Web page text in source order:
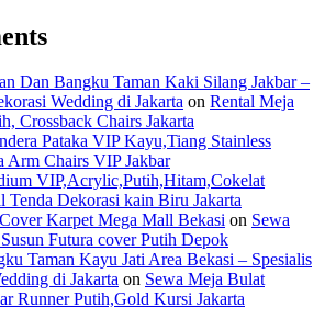
Dan Bangku Taman Kaki Silang Jakbar –
Wedding di Jakarta on Rental Meja
Crossback Chairs Jakarta
Pataka VIP Kayu,Tiang Stainless
Arm Chairs VIP Jakbar
VIP,Acrylic,Putih,Hitam,Cokelat
Tenda Dekorasi kain Biru Jakarta
Karpet Mega Mall Bekasi on Sewa
Futura cover Putih Depok
Taman Kayu Jati Area Bekasi – Spesialis
di Jakarta on Sewa Meja Bulat
Runner Putih,Gold Kursi Jakarta